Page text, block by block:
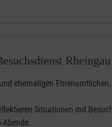
Rheingau
ehemaligen Ehrenamtlichen.
Situationen mit